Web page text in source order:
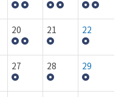
20 21 22
27 28 29